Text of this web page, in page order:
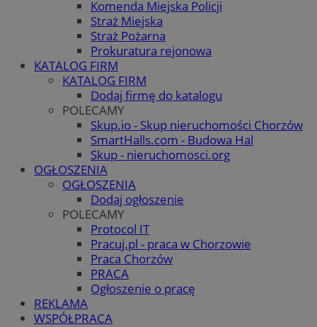
Komenda Miejska Policji
Straż Miejska
Straż Pożarna
Prokuratura rejonowa
KATALOG FIRM
KATALOG FIRM
Dodaj firmę do katalogu
POLECAMY
Skup.io - Skup nieruchomości Chorzów
SmartHalls.com - Budowa Hal
Skup - nieruchomosci.org
OGŁOSZENIA
OGŁOSZENIA
Dodaj ogłoszenie
POLECAMY
Protocol IT
Pracuj.pl - praca w Chorzowie
Praca Chorzów
PRACA
Ogłoszenie o pracę
REKLAMA
WSPÓŁPRACA